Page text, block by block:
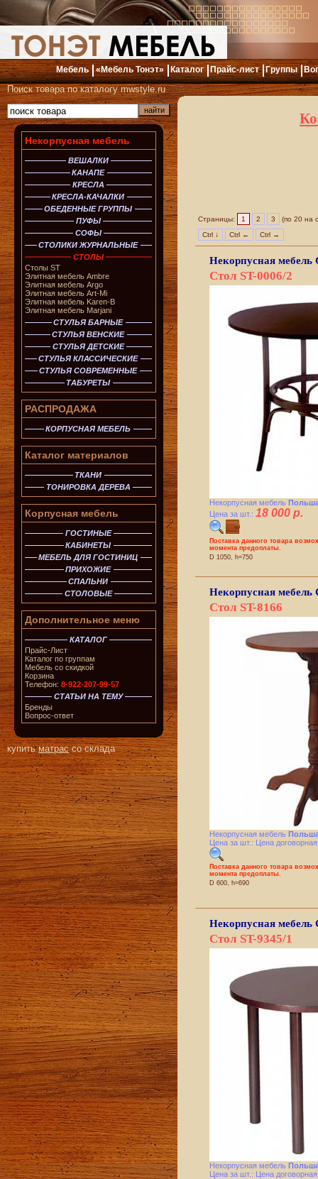
Мебель «Мебель Тонэт» Каталог Прайс-лист Группы
Поиск товара по каталогу mwstyle.ru
Некорпусная мебель
ВЕШАЛКИ
КАНАПЕ
КРЕСЛА
КРЕСЛА-КАЧАЛКИ
ОБЕДЕННЫЕ ГРУППЫ
ПУФЫ
СОФЫ
СТОЛИКИ ЖУРНАЛЬНЫЕ
СТОЛЫ
Столы ST
Элитная мебель Ambre
Элитная мебель Argo
Элитная мебель Art-Mi
Элитная мебель Karen-B
Элитная мебель Marjani
СТУЛЬЯ БАРНЫЕ
СТУЛЬЯ ВЕНСКИЕ
СТУЛЬЯ ДЕТСКИЕ
СТУЛЬЯ КЛАССИЧЕСКИЕ
СТУЛЬЯ СОВРЕМЕННЫЕ
ТАБУРЕТЫ
РАСПРОДАЖА
КОРПУСНАЯ МЕБЕЛЬ
Каталог материалов
ТКАНИ
ТОНИРОВКА ДЕРЕВА
Корпусная мебель
ГОСТИНЫЕ
КАБИНЕТЫ
МЕБЕЛЬ ДЛЯ ГОСТИНИЦ
ПРИХОЖИЕ
СПАЛЬНИ
СТОЛОВЫЕ
Дополнительное меню
КАТАЛОГ
Прайс-Лист
Каталог по группам
Мебель со скидкой
Корзина
Телефон: 8-922-207-99-57
СТАТЬИ НА ТЕМУ
Бренды
Вопрос-ответ
купитьматрассо склада
Страницы: 1 2 3
(по 20 на
Ctrl ↓
Ctrl ← Ctrl →
Некорпусная мебель
Стол ST-0006/2
Некорпусная мебель
Цена за шт.: 18 000 р.
Поставка данного товара
момента предоплаты.
D 1050, h=750
Некорпусная мебель
Стол ST-8166
Некорпусная мебель
Цена за шт.: Цена договорная
Поставка данного товара
момента предоплаты.
D 600, h=690
Некорпусная мебель
Стол ST-9345/1
Некорпусная мебель
Цена за шт.: Цена договорная